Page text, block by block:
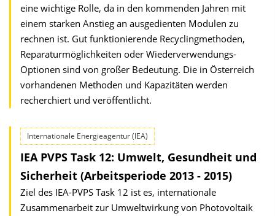
eine wichtige Rolle, da in den kommenden Jahren mit
einem starken Anstieg an ausgedienten Modulen zu
rechnen ist. Gut funktionierende Recyclingmethoden,
Reparaturmöglichkeiten oder Wiederverwendungs-
Optionen sind von großer Bedeutung. Die in Österreich
vorhandenen Methoden und Kapazitäten werden
recherchiert und veröffentlicht.
Internationale Energieagentur (IEA)
IEA PVPS Task 12: Umwelt, Gesundheit und
Sicherheit (Arbeitsperiode 2013 - 2015)
Ziel des IEA-PVPS Task 12 ist es, internationale
Zusammenarbeit zur Umweltwirkung von Photovoltaik